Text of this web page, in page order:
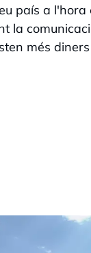
país a
la
més